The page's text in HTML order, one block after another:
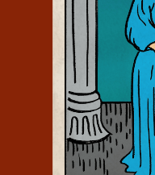
De
nummer 2